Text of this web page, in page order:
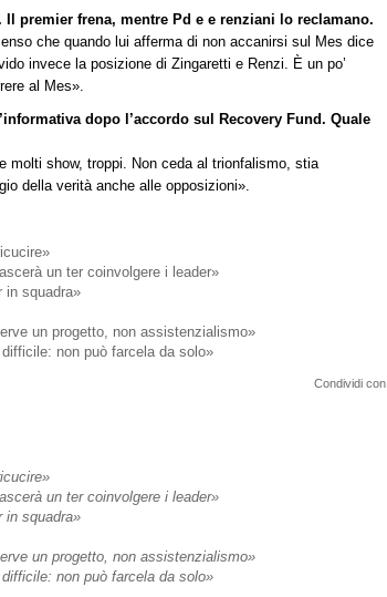
premier frena, mentre Pd e e renziani lo reclamano.
che quando lui afferma di non accanirsi sul Mes dice
invece la posizione di Zingaretti e Renzi. È un po’
al Mes».
dopo l’accordo sul Recovery Fund. Quale
molti show, troppi. Non ceda al trionfalismo, stia
della verità anche alle opposizioni».
un ter coinvolgere i leader»
in squadra»
un progetto, non assistenzialismo»
non può farcela da solo»
un ter coinvolgere i leader»
in squadra»
un progetto, non assistenzialismo»
non può farcela da solo»
Condividi con